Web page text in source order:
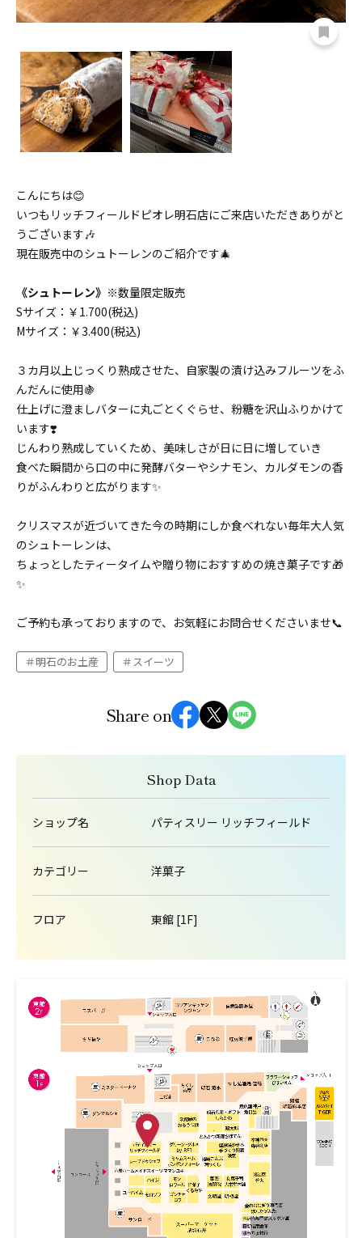
こんにちは😊
いつもリッチフィールドピオレ明石店にご来店いただきありがと
うございます🎶
現在販売中のシュトーレンのご紹介です🎄
《シュトーレン》 ※数量限定販売
Sサイズ：￥1.700(税込)
Mサイズ：￥3.400(税込)
３カ月以上じっくり熟成させた、自家製の漬け込みフルーツをふ
んだんに使用🍇
仕上げに澄ましバターに丸ごとくぐらせ、粉糖を沢山ふりかけて
います❣️
じんわり熟成していくため、美味しさが日に日に増していき
食べた瞬間から口の中に発酵バターやシナモン、カルダモンの香
りがふんわりと広がります✨
クリスマスが近づいてきた今の時期にしか食べれない毎年大人気
のシュトーレンは、
ちょっとしたティータイムや贈り物におすすめの焼き菓子です🎁
✨
ご予約も承っておりますので、お気軽にお問合せくださいませ📞
明石のお土産 スイーツ
Share on
Shop Data
ショップ名 パティスリー リッチフィールド
カテゴリー 洋菓子
フロア 東館 [1F]